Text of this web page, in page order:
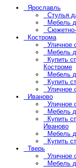
Ярославль
Стулья
Мебель
Кострома
Уличное
Мебель
Купить
Костроме
Мебель
Купить
Уличное
Иваново
Уличное
Мебель
Купить
Иваново
Мебель
Купить
Тверь
Уличное
Мебель